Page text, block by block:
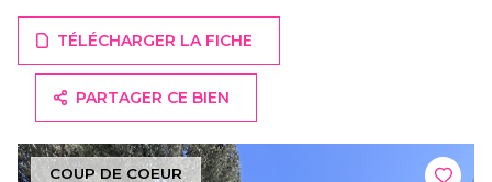
TÉLÉCHARGER LA FICHE
PARTAGER CE BIEN
COUP DE COEUR